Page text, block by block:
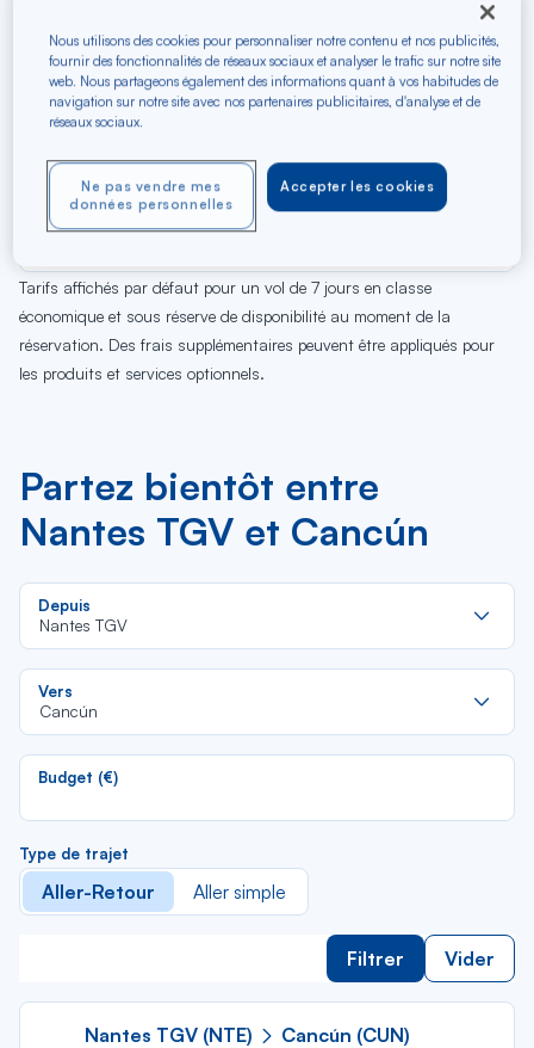
07
Ve
AOÛ
08
Sa
09
Di
10
Lu
Ma
Me
13
14
15
16
Tarifs affichés par défaut pour un vol de 7 jours en classe
économique et sous réserve de disponibilité au moment de la
réservation. Des frais supplémentaires peuvent être appliqués pour
les produits et services optionnels.
Partez bientôt entre
Nantes TGV et Cancún
Depuis
Nantes TGV
Vers
Cancún
Budget (€)
Type de trajet
Aller-Retour Aller simple
Filtrer Vider
Nantes TGV (NTE)
Cancún (CUN)
Nous utilisons des cookies pour personnaliser notre contenu et nos publicités,
fournir des fonctionnalités de réseaux sociaux et analyser le trafic sur notre site
web. Nous partageons également des informations quant à vos habitudes de
navigation sur notre site avec nos partenaires publicitaires, d'analyse et de
réseaux sociaux.
Accepter les cookies
Ne pas vendre mes
données personnelles